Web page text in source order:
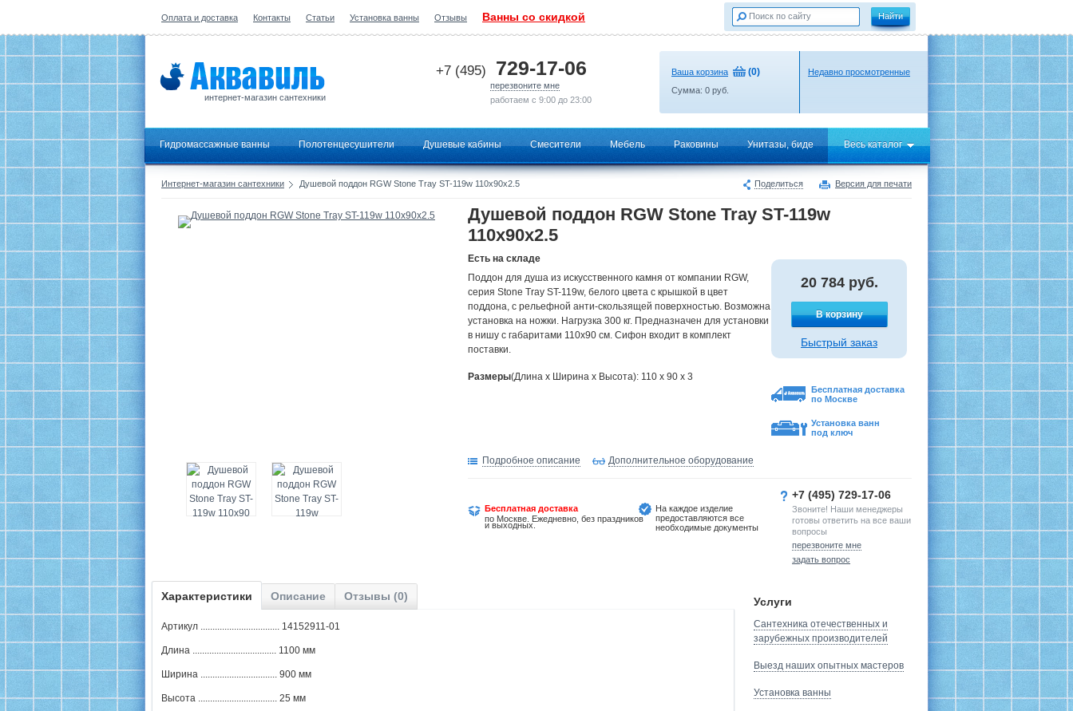
Оплата и доставка Контакты Статьи Установка ванны Отзывы Ванны со скидкой
интернет-магазин сантехники
+7 (495) 729-17-06
перезвоните мне
работаем с 9:00 до 23:00
Ваша корзина (0)
Сумма: 0 руб.
Недавно просмотренные
Гидромассажные ванны Полотенцесушители Душевые кабины Смесители Мебель Раковины Унитазы, биде Весь каталог
Поделиться Версия для печати
Интернет-магазин сантехники Душевой поддон RGW Stone Tray ST-119w 110х90х2.5
Душевой поддон RGW Stone Tray ST-119w
110х90х2.5
Есть на складе
Поддон для душа из искусственного камня от компании RGW,
серия Stone Tray ST-119w, белого цвета с крышкой в цвет
поддона, с рельефной анти-скользящей поверхностью. Возможна
установка на ножки. Нагрузка 300 кг. Предназначен для установки
в нишу с габаритами 110x90 cм. Сифон входит в комплект
поставки.
Размеры(Длина х Ширина х Высота): 110 x 90 x 3
20 784 руб.
В корзину
Быстрый заказ
Бесплатная доставка
по Москве
Установка ванн
под ключ
Подробное описание Дополнительное оборудование
Бесплатная доставка
по Москве. Ежедневно, без праздников
и выходных.
На каждое изделие
предоставляются все
необходимые документы
+7 (495) 729-17-06
Звоните! Наши менеджеры
готовы ответить на все ваши
вопросы
перезвоните мне
задать вопрос
Характеристики Описание Отзывы (0)
Артикул ................................. 14152911-01
Длина ................................... 1100 мм
Ширина ................................ 900 мм
Высота ................................. 25 мм
Услуги
Сантехника отечественных и
зарубежных производителей
Выезд наших опытных мастеров
Установка ванны